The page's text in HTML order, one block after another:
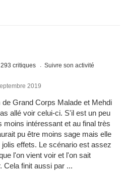
293 critiques Suivre son activité
2019
Grand Corps Malade et Mehdi
allé voir celui-ci. S'il est un peu
moins intéressant et au final très
pu être moins sage mais elle
effets. Le scénario est assez
l'on vient voir et l'on sait
Cela finit aussi par ...